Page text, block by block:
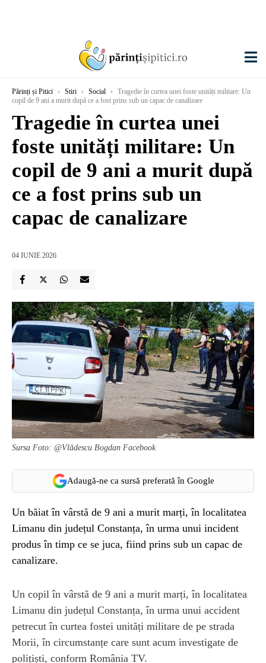
Părinți și Pitici › Stiri › Social ›
Tragedie în curtea unei foste unități militare: Un
copil de 9 ani a murit după ce a fost prins sub un capac de canalizare
Tragedie în curtea unei
foste unități militare: Un
copil de 9 ani a murit după
ce a fost prins sub un
capac de canalizare
04 IUNIE 2026
Sursa Foto: @Vlădescu Bogdan Facebook
Adaugă-ne ca sursă preferată în Google
Un băiat în vârstă de 9 ani a murit marți, în localitatea
Limanu din județul Constanța, în urma unui incident
produs în timp ce se juca, fiind prins sub un capac de
canalizare.
Un copil în vârstă de 9 ani a murit marți, în localitatea
Limanu din județul Constanța, în urma unui accident
petrecut în curtea fostei unități militare de pe strada
Morii, în circumstanțe care sunt acum investigate de
polițiști, conform România TV.